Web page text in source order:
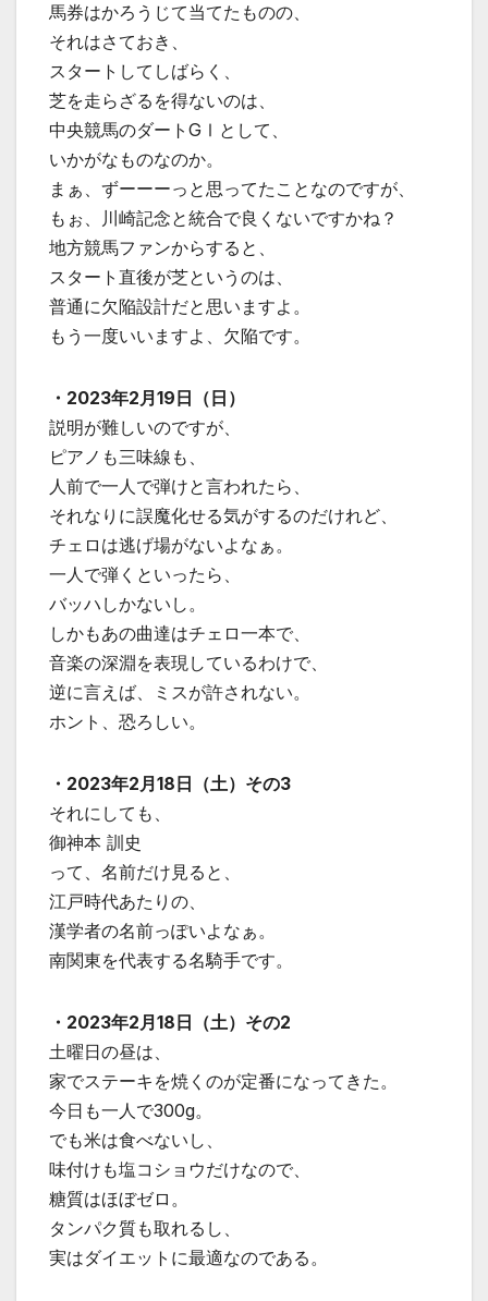
馬券はかろうじて当てたものの、
それはさておき、
スタートしてしばらく、
芝を走らざるを得ないのは、
中央競馬のダートGⅠとして、
いかがなものなのか。
まぁ、ずーーーっと思ってたことなのですが、
もぉ、川崎記念と統合で良くないですかね？
地方競馬ファンからすると、
スタート直後が芝というのは、
普通に欠陥設計だと思いますよ。
もう一度いいますよ、欠陥です。
・2023年2月19日（日）
説明が難しいのですが、
ピアノも三味線も、
人前で一人で弾けと言われたら、
それなりに誤魔化せる気がするのだけれど、
チェロは逃げ場がないよなぁ。
一人で弾くといったら、
バッハしかないし。
しかもあの曲達はチェロ一本で、
音楽の深淵を表現しているわけで、
逆に言えば、ミスが許されない。
ホント、恐ろしい。
・2023年2月18日（土）その3
それにしても、
御神本 訓史
って、名前だけ見ると、
江戸時代あたりの、
漢学者の名前っぽいよなぁ。
南関東を代表する名騎手です。
・2023年2月18日（土）その2
土曜日の昼は、
家でステーキを焼くのが定番になってきた。
今日も一人で300g。
でも米は食べないし、
味付けも塩コショウだけなので、
糖質はほぼゼロ。
タンパク質も取れるし、
実はダイエットに最適なのである。